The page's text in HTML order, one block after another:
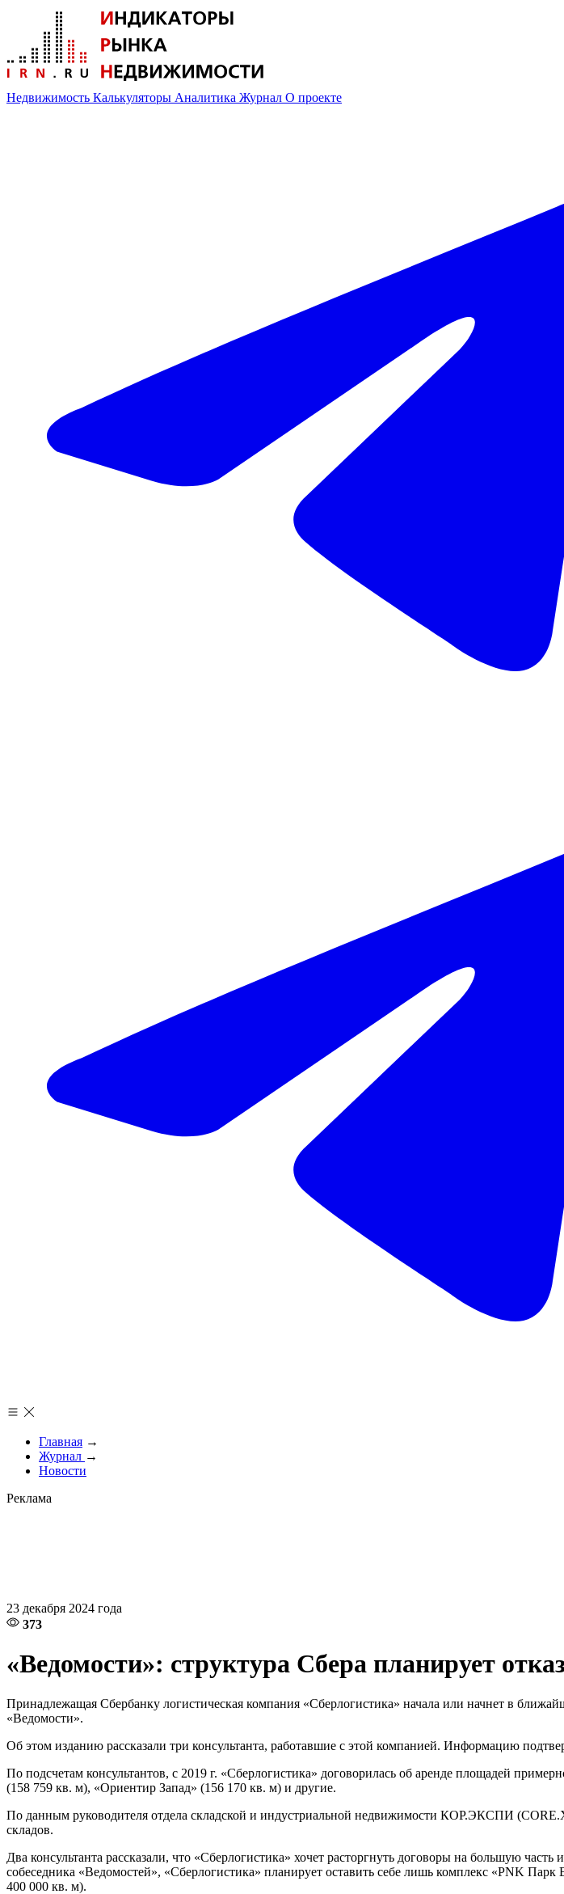
Недвижимость Калькуляторы Аналитика Журнал О проекте
Главная →
Журнал →
Новости
Реклама
23 декабря 2024 года
373
«Ведомости»: структура Сбера планирует
Принадлежащая Сбербанку логистическая компания «Сберлогистика» начала или начнет в
«Ведомости».
Об этом изданию рассказали три консультанта, работавшие с этой компанией. Информацию
По подсчетам консультантов, с 2019 г. «Сберлогистика» договорилась об аренде площадей
(158 759 кв. м), «Ориентир Запад» (156 170 кв. м) и другие.
По данным руководителя отдела складской и индустриальной недвижимости КОР.ЭКСПИ
складов.
Два консультанта рассказали, что «Сберлогистика» хочет расторгнуть договоры на большую
собеседника «Ведомостей», «Сберлогистика» планирует оставить себе лишь комплекс «PNK
400 000 кв. м).